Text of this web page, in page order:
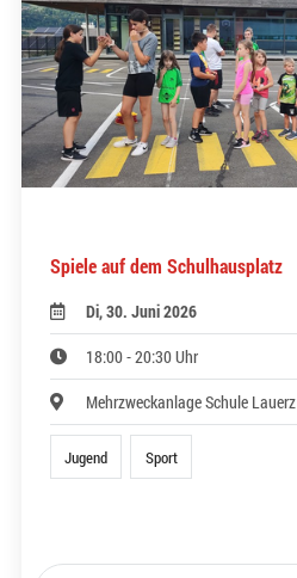
Spiele auf dem Schulhausplatz
Di, 30. Juni 2026
18:00 - 20:30 Uhr
Mehrzweckanlage Schule Lauerz
Jugend Sport